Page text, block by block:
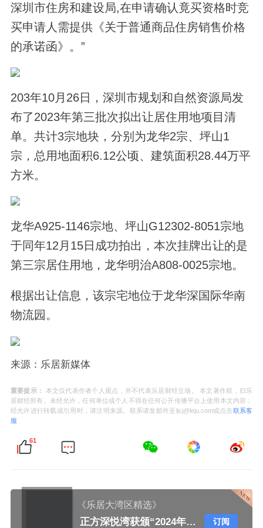
深圳市住房和建设局,在申请确认竟买资格时竞
买申请人需提供《关于普通商品住房销售价格
的承诺函》。”
203年10月26日，深圳市规划和自然资源局发
布了2023年第三批次拟出让居住用地项目清
单。共计3宗地块，分别为龙华2宗、坪山1
宗，总用地面积6.12公顷、建筑面积28.44万平
方米。
龙华A925-1146宗地、坪山G12302-8051宗地
于同年12月15日成功拍出，本次挂牌出让的是
第三宗居住用地，龙华明治A808-0025宗地。
根据出让信息，该宗宅地位于龙华深国际华南
物流园。
来源：乐居新媒体
重要提示：
本文仅代表作者个人观点，并不代表乐居财经立场。 本文著作权，归乐
居财经所有。未经允许，任何单位或个人不得在任何公开传播平台上使用本文内容；
经允许进行转载或引用时，请注明来源。联系请发邮件至ljcj@leju.com或点击联系客
服
61
《乐居大湾区精选》
正方深悦湾获颁“2024年珠中江澳高质量建筑示范项目”奖牌 订阅